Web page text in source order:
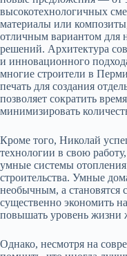
высокотехнологичных
материалы или
отличным вариантом для
решений. Архитектура
и инновационного
многие строители в
печать для создания
позволяет сократить
минимизировать
Кроме того, Николай
технологии в свою
умные системы
строительства. Умные
необычным, а становятся
существенно экономить
повышать уровень жизни
Однако, несмотря на